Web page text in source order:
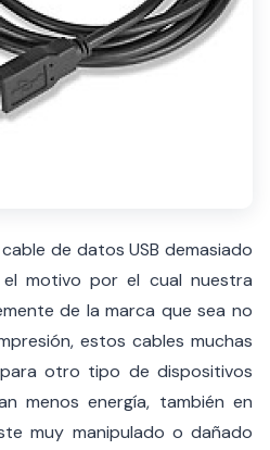
de datos USB demasiado
motivo por el cual nuestra
de la marca que sea no
estos cables muchas
otro tipo de dispositivos
menos energía, también en
muy manipulado o dañado